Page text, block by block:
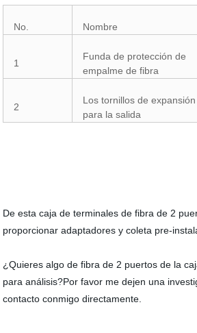
No. Nombre
1
Funda de protección de
empalme de fibra
2
Los tornillos de expansión
para la salida
De esta caja de terminales de fibra de 2
proporcionar adaptadores y coleta pre-
¿Quieres algo de fibra de 2 puertos de la
para análisis?Por favor me dejen una
contacto conmigo directamente.